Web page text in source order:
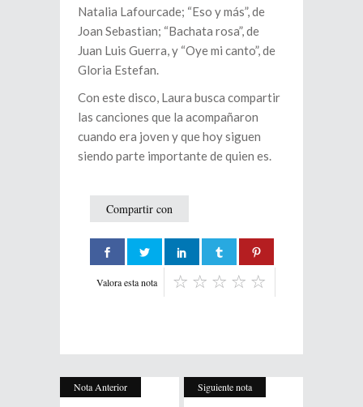
Natalia Lafourcade; “Eso y más”, de
Joan Sebastian; “Bachata rosa”, de
Juan Luis Guerra, y “Oye mi canto”, de
Gloria Estefan.
Con este disco, Laura busca compartir
las canciones que la acompañaron
cuando era joven y que hoy siguen
siendo parte importante de quien es.
Compartir con
Valora esta nota
Nota Anterior Siguiente nota